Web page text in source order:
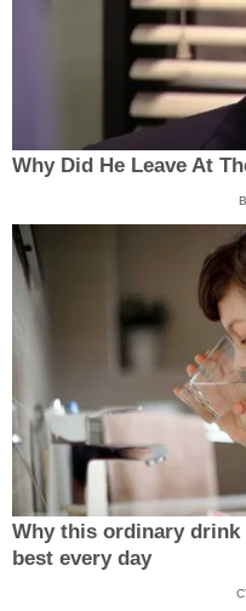
Why Did He Leave At
Why this ordinary
best every day